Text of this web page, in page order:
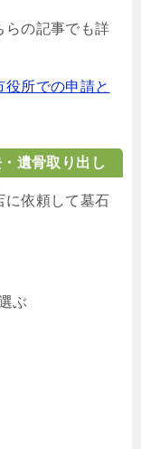
らの記事でも詳
所での申請と
遺骨取り出し
に依頼して墓石
ぶ